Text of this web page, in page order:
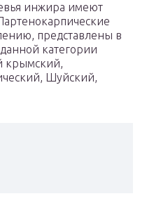
инжира имеют
представлены в
категории
крымский,
Шуйский,